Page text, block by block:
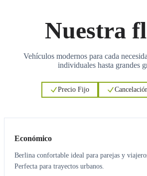
Nuestra
Vehículos modernos para cada
individuales hasta grandes
Precio Fijo
Económico
Berlina confortable ideal para parejas y
Perfecta para trayectos urbanos.